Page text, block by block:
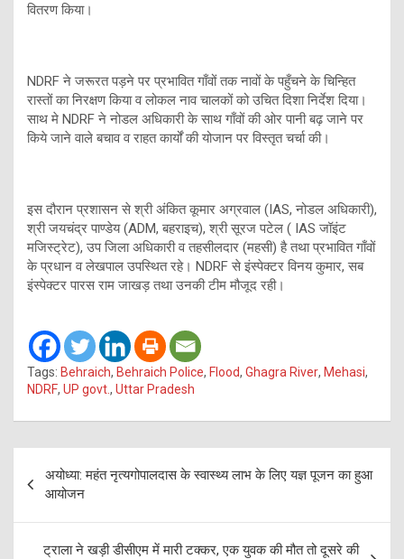
वितरण किया।
NDRF ने जरूरत पड़ने पर प्रभावित गाँवों तक नावों के पहुँचने के चिन्हित
रास्तों का निरक्षण किया व लोकल नाव चालकों को उचित दिशा निर्देश दिया।
साथ मे NDRF ने नोडल अधिकारी के साथ गाँवों की ओर पानी बढ़ जाने पर
किये जाने वाले बचाव व राहत कार्यों की योजान पर विस्तृत चर्चा की।
इस दौरान प्रशासन से श्री अंकित कूमार अग्रवाल (IAS, नोडल अधिकारी),
श्री जयचंद्र पाण्डेय (ADM, बहराइच), श्री सूरज पटेल ( IAS जॉइंट
मजिस्ट्रेट), उप जिला अधिकारी व तहसीलदार (महसी) है तथा प्रभावित गाँवों
के प्रधान व लेखपाल उपस्थित रहे। NDRF से इंस्पेक्टर विनय कुमार, सब
इंस्पेक्टर पारस राम जाखड़ तथा उनकी टीम मौजूद रही।
Tags: Behraich, Behraich Police, Flood, Ghagra River, Mehasi,
NDRF, UP govt., Uttar Pradesh
navigation
अयोध्या: महंत नृत्यगोपालदास के स्वास्थ्य लाभ के लिए यज्ञ पूजन का हुआ
आयोजन
ट्राला ने खड़ी डीसीएम में मारी टक्कर, एक युवक की मौत तो दूसरे की